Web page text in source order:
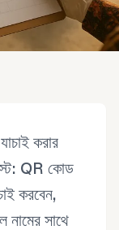
করার
QR কোড
করবেন,
নামের সাথে